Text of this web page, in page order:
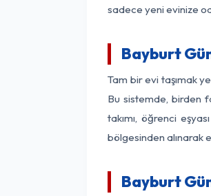
sadece yeni evinize
Bayburt
Tam bir evi taşımak
Bu sistemde, birden
takımı, öğrenci
bölgesinden alınarak
Bayburt